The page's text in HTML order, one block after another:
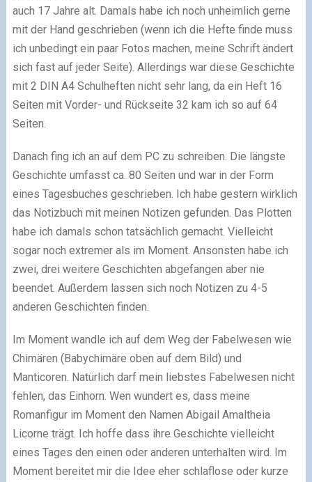
auch 17 Jahre alt. Damals habe ich noch unheimlich gerne
mit der Hand geschrieben (wenn ich die Hefte finde muss
ich unbedingt ein paar Fotos machen, meine Schrift ändert
sich fast auf jeder Seite). Allerdings war diese Geschichte
mit 2 DIN A4 Schulheften nicht sehr lang, da ein Heft 16
Seiten mit Vorder- und Rückseite 32 kam ich so auf 64
Seiten.
Danach fing ich an auf dem PC zu schreiben. Die längste
Geschichte umfasst ca. 80 Seiten und war in der Form
eines Tagesbuches geschrieben. Ich habe gestern wirklich
das Notizbuch mit meinen Notizen gefunden. Das Plotten
habe ich damals schon tatsächlich gemacht. Vielleicht
sogar noch extremer als im Moment. Ansonsten habe ich
zwei, drei weitere Geschichten abgefangen aber nie
beendet. Außerdem lassen sich noch Notizen zu 4-5
anderen Geschichten finden.
Im Moment wandle ich auf dem Weg der Fabelwesen wie
Chimären (Babychimäre oben auf dem Bild) und
Manticoren. Natürlich darf mein liebstes Fabelwesen nicht
fehlen, das Einhorn. Wen wundert es, dass meine
Romanfigur im Moment den Namen Abigail Amaltheia
Licorne trägt. Ich hoffe dass ihre Geschichte vielleicht
eines Tages den einen oder anderen unterhalten wird. Im
Moment bereitet mir die Idee eher schlaflose oder kurze